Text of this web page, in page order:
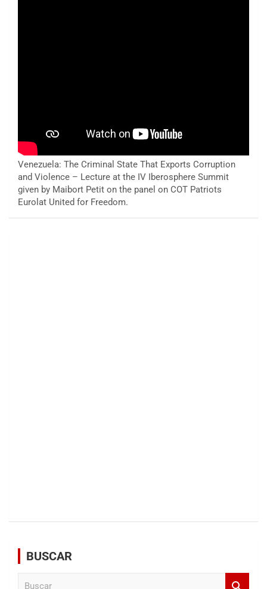
Venezuela: The Criminal State That Exports Corruption
and Violence – Lecture at the IV Iberosphere Summit
given by Maibort Petit on the panel on COT Patriots
Eurolat United for Freedom.
BUSCAR